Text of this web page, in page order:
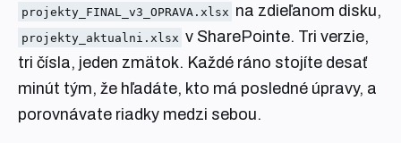
projekty_FINAL_v3_OPRAVA.xlsx na zdieľanom disku,
projekty_aktualni.xlsx v SharePointe. Tri verzie,
tri čísla, jeden zmätok. Každé ráno stojíte desať
minút tým, že hľadáte, kto má posledné úpravy, a
porovnávate riadky medzi sebou.